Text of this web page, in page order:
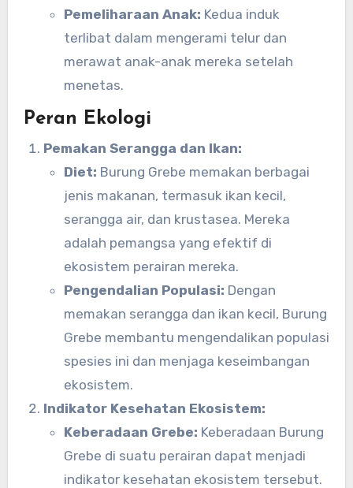
Pemeliharaan Anak: Kedua induk
terlibat dalam mengerami telur dan
merawat anak-anak mereka setelah
menetas.
Peran Ekologi
Pemakan Serangga dan Ikan:
Diet: Burung Grebe memakan berbagai
jenis makanan, termasuk ikan kecil,
serangga air, dan krustasea. Mereka
adalah pemangsa yang efektif di
ekosistem perairan mereka.
Pengendalian Populasi: Dengan
memakan serangga dan ikan kecil, Burung
Grebe membantu mengendalikan populasi
spesies ini dan menjaga keseimbangan
ekosistem.
Indikator Kesehatan Ekosistem:
Keberadaan Grebe: Keberadaan Burung
Grebe di suatu perairan dapat menjadi
indikator kesehatan ekosistem tersebut.